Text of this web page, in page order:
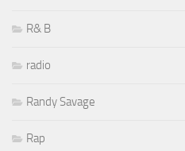
R& B
radio
Randy Savage
Rap